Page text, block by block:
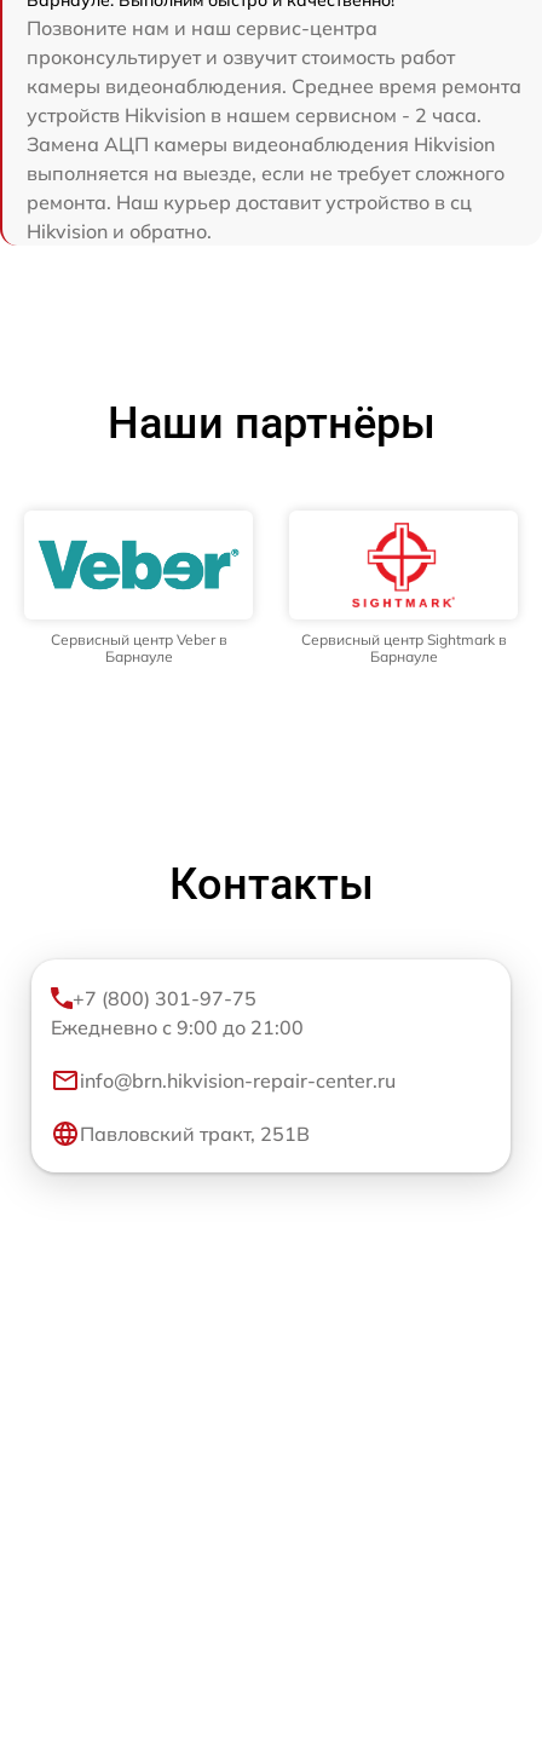
Позвоните нам и наш сервис-центра
проконсультирует и озвучит стоимость работ
камеры видеонаблюдения. Среднее время ремонта
устройств Hikvision в нашем сервисном - 2 часа.
Замена АЦП камеры видеонаблюдения Hikvision
выполняется на выезде, если не требует сложного
ремонта. Наш курьер доставит устройство в сц
Hikvision и обратно.
Наши партнёры
Сервисный центр Veber в
Барнауле
Сервисный центр Sightmark в
Барнауле
Контакты
+7 (800) 301-97-75
Ежедневно с 9:00 до 21:00
info@brn.hikvision-repair-center.ru
Павловский тракт, 251В